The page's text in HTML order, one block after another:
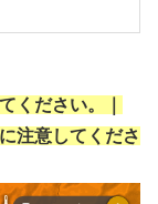
ください。｜
注意してくださ